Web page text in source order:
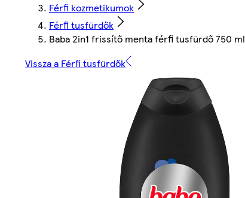
Férfi kozmetikumok
Férfi tusfürdők
Baba 2in1 frissítő menta férfi tusfürdő 750 ml
Vissza a Férfi tusfürdők